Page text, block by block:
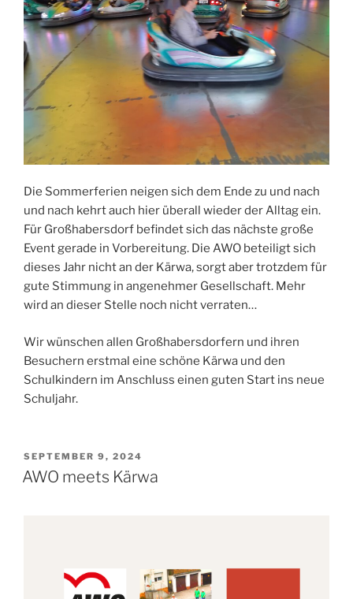
Die Sommerferien neigen sich dem Ende zu und nach
und nach kehrt auch hier überall wieder der Alltag ein.
Für Großhabersdorf befindet sich das nächste große
Event gerade in Vorbereitung. Die AWO beteiligt sich
dieses Jahr nicht an der Kärwa, sorgt aber trotzdem für
gute Stimmung in angenehmer Gesellschaft. Mehr
wird an dieser Stelle noch nicht verraten…
Wir wünschen allen Großhabersdorfern und ihren
Besuchern erstmal eine schöne Kärwa und den
Schulkindern im Anschluss einen guten Start ins neue
Schuljahr.
VERÖFFENTLICHT
AM
SEPTEMBER 9, 2024
AWO meets Kärwa